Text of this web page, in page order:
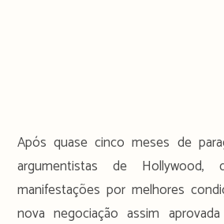
Após quase cinco meses de
argumentistas de
manifestações por melhores
nova negociação assim